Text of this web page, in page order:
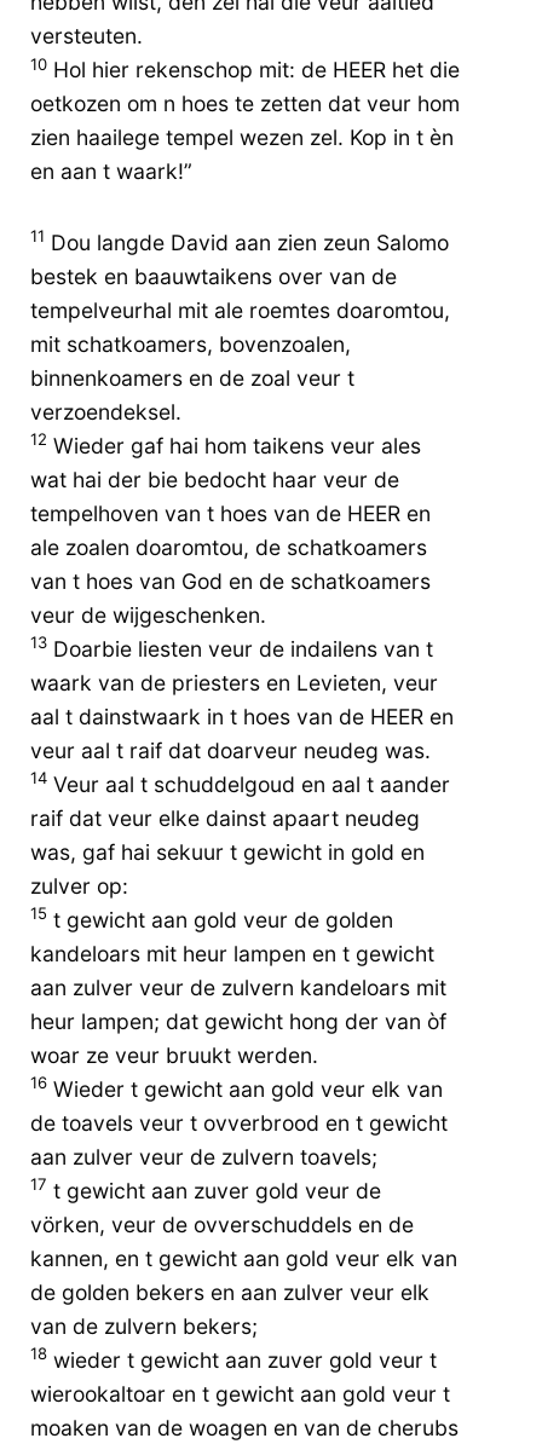
versteuten.
10 Hol hier rekenschop mit: de HEER het die
oetkozen om n hoes te zetten dat veur hom
zien haailege tempel wezen zel. Kop in t èn
en aan t waark!”
11 Dou langde David aan zien zeun Salomo
bestek en baauwtaikens over van de
tempelveurhal mit ale roemtes doaromtou,
mit schatkoamers, bovenzoalen,
binnenkoamers en de zoal veur t
verzoendeksel.
12 Wieder gaf hai hom taikens veur ales
wat hai der bie bedocht haar veur de
tempelhoven van t hoes van de HEER en
ale zoalen doaromtou, de schatkoamers
van t hoes van God en de schatkoamers
veur de wijgeschenken.
13 Doarbie liesten veur de indailens van t
waark van de priesters en Levieten, veur
aal t dainstwaark in t hoes van de HEER en
veur aal t raif dat doarveur neudeg was.
14 Veur aal t schuddelgoud en aal t aander
raif dat veur elke dainst apaart neudeg
was, gaf hai sekuur t gewicht in gold en
zulver op:
15 t gewicht aan gold veur de golden
kandeloars mit heur lampen en t gewicht
aan zulver veur de zulvern kandeloars mit
heur lampen; dat gewicht hong der van òf
woar ze veur bruukt werden.
16 Wieder t gewicht aan gold veur elk van
de toavels veur t ovverbrood en t gewicht
aan zulver veur de zulvern toavels;
17 t gewicht aan zuver gold veur de
vörken, veur de ovverschuddels en de
kannen, en t gewicht aan gold veur elk van
de golden bekers en aan zulver veur elk
van de zulvern bekers;
18 wieder t gewicht aan zuver gold veur t
wierookaltoar en t gewicht aan gold veur t
moaken van de woagen en van de cherubs